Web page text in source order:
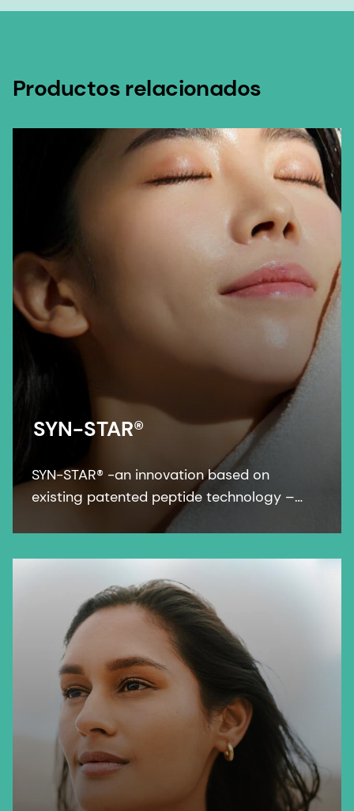
Productos relacionados
SYN-STAR®
SYN-STAR® -an innovation based on
existing patented peptide technology –
showed, for the first time, a global anti-
three different skin tones.